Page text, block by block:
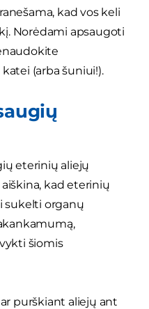
kad vos keli
Norėdami apsaugoti
(arba šuniui!).
eterinių aliejų
kad eterinių
sukelti organų
šiomis
purškiant aliejų ant